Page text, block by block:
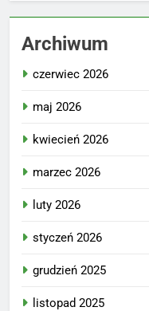
Archiwum
czerwiec 2026
maj 2026
kwiecień 2026
marzec 2026
luty 2026
styczeń 2026
grudzień 2025
listopad 2025